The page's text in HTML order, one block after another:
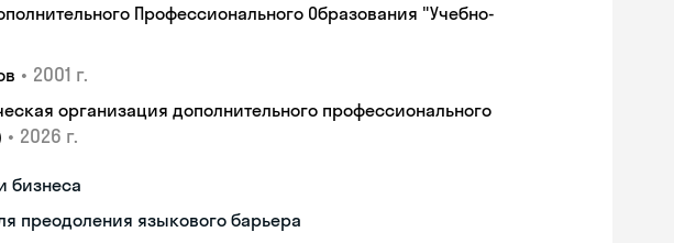
Профессионального Образования "Учебно-
• 2001 г.
организация дополнительного профессионального
• 2026 г.
бизнеса
преодоления языкового барьера